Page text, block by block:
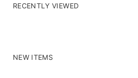
RECENTLY VIEWED
NEW ITEMS